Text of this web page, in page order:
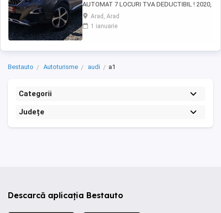
AUTOMAT 7 LOCURI TVA DEDUCTIBIL ! 2020,
149.000 km, 133-181 kW-CP ABS, ESP, EPC,
servotronic, START-STOP motor, KEYLESS
ENTRY-GO, faruri LED adaptive HIGH BEAM,
Arad, Arad
1 ianuarie
Bestauto Autoturisme audi a1
Categorii
Județe
Descarcă aplicația Bestauto